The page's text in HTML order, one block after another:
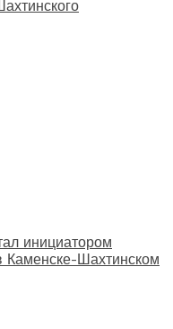
инициатором
Каменске-Шахтинском